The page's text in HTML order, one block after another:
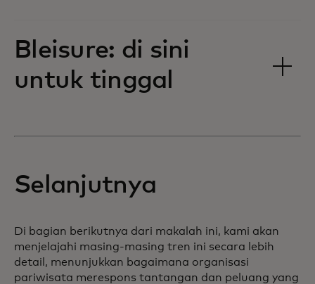
Bleisure: di sini
untuk tinggal
Selanjutnya
Di bagian berikutnya dari makalah ini, kami akan
menjelajahi masing-masing tren ini secara lebih
detail, menunjukkan bagaimana organisasi
pariwisata merespons tantangan dan peluang yang